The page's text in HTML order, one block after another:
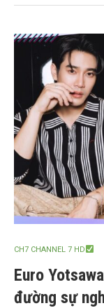
CH7 CHANNEL 7 HD
Euro
đường sự